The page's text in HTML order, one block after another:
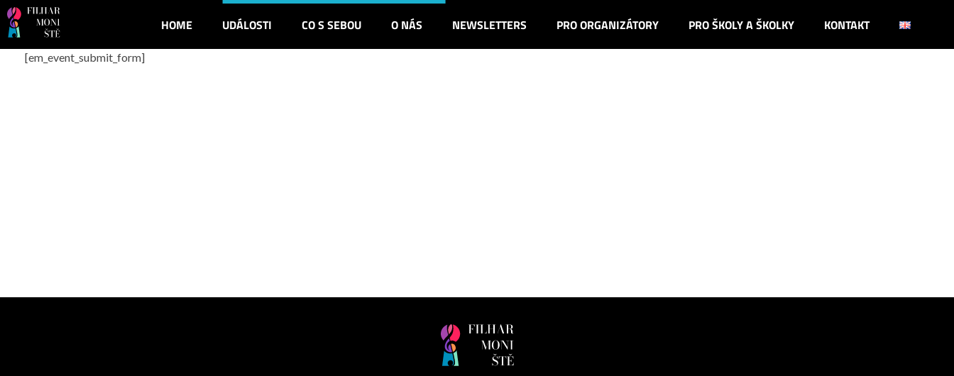
Filharmonistě
HOME UDÁLOSTI CO S SEBOU O NÁS NEWSLETTERS PRO ORGANIZÁTORY PRO ŠKOLY A ŠKOLKY KONTAKT
[em_event_submit_form]